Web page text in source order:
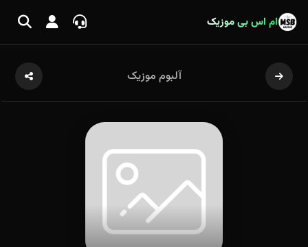
ام اس بی موزیک
آلبوم موزیک